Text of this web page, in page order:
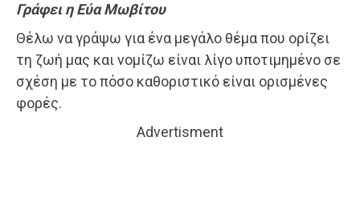
Γράφει η Εύα Μωβίτου
Θέλω να γράψω για ένα μεγάλο θέμα που ορίζει
τη ζωή μας και νομίζω είναι λίγο υποτιμημένο σε
σχέση με το πόσο καθοριστικό είναι ορισμένες
φορές.
Advertisment